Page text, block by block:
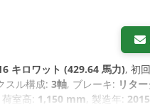
キロワット (429.64 馬力), 初
スル構成: 3軸, ブレーキ: リタ
荷室高: 1,150 mm, 製造年: 2015